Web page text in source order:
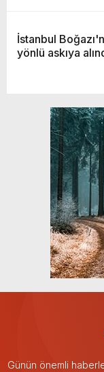
İstanbul
yönlü askıya
Günün önemli